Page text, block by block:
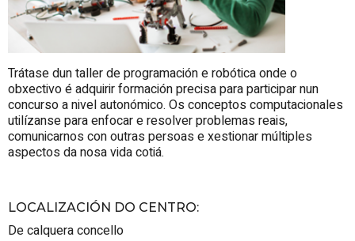
Trátase dun taller de programación e robótica onde o
obxectivo é adquirir formación precisa para participar nun
concurso a nivel autonómico. Os conceptos computacionales
utilízanse para enfocar e resolver problemas reais,
comunicarnos con outras persoas e xestionar múltiples
aspectos da nosa vida cotiá.
LOCALIZACIÓN DO CENTRO:
De calquera concello